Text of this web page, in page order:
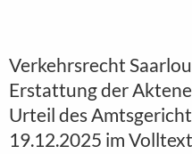
Verkehrsrecht
Erstattung der
Urteil des
19.12.2025 im